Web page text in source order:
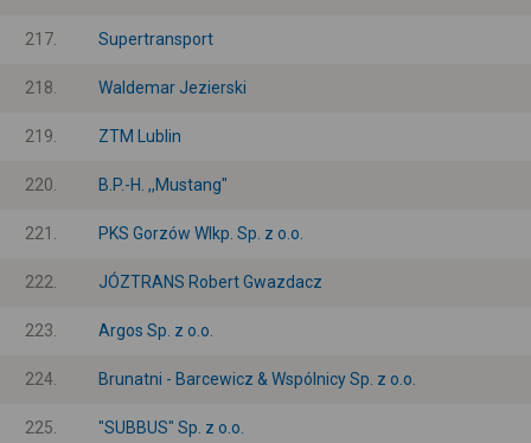
217. Supertransport
218. Waldemar Jezierski
219. ZTM Lublin
220. B.P.-H. ,,Mustang"
221. PKS Gorzów Wlkp. Sp. z o.o.
222. JÓZTRANS Robert Gwazdacz
223. Argos Sp. z o.o.
224. Brunatni - Barcewicz & Wspólnicy Sp. z o.o.
225. "SUBBUS" Sp. z o.o.